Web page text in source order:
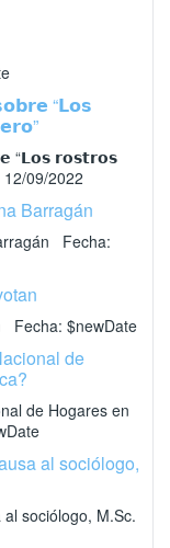
“𝗟𝗼𝘀
“𝗟𝗼𝘀 𝗿𝗼𝘀𝘁𝗿𝗼𝘀
09/2022
Barragán
Fecha:
Fecha: $newDate
de
de Hogares en
al sociólogo,
sociólogo, M.Sc.